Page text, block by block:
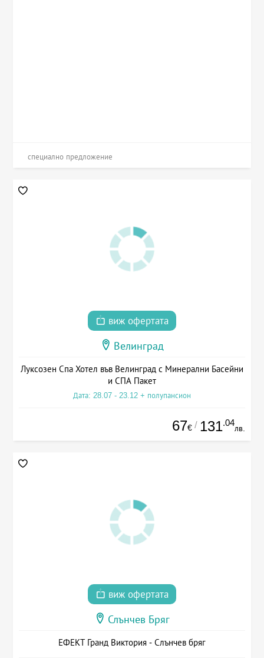
специално предложение
виж офертата
Велинград
Луксозен Спа Хотел във Велинград с Минерални Басейни
и СПА Пакет
Дата: 28.07 - 23.12 + полупансион
67€ / 131.04
лв.
виж офертата
Слънчев Бряг
ЕФЕКТ Гранд Виктория - Слънчев бряг